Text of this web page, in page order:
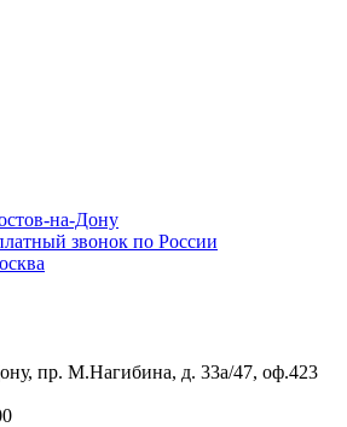
на-Дону
звонок по России
пр. М.Нагибина, д. 33а/47, оф.423